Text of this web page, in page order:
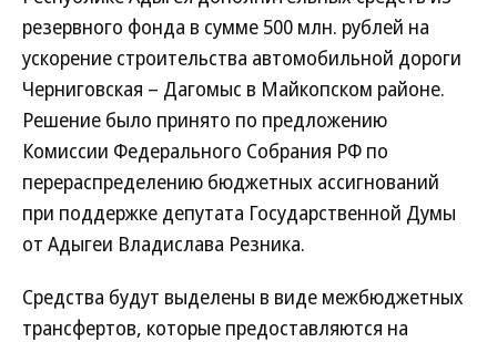
резервного фонда в сумме 500 млн. рублей на
ускорение строительства автомобильной дороги
Черниговская – Дагомыс в Майкопском районе.
Решение было принято по предложению
Комиссии Федерального Собрания РФ по
перераспределению бюджетных ассигнований
при поддержке депутата Государственной Думы
от Адыгеи Владислава Резника.
Средства будут выделены в виде межбюджетных
трансфертов, которые предоставляются на